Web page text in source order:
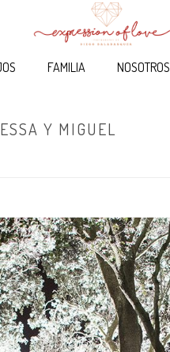
FAMILIA NOSOTROS
Y MIGUEL